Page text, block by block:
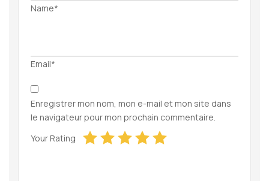
Name*
Email*
Enregistrer mon nom, mon e-mail et mon site dans
le navigateur pour mon prochain commentaire.
Your Rating